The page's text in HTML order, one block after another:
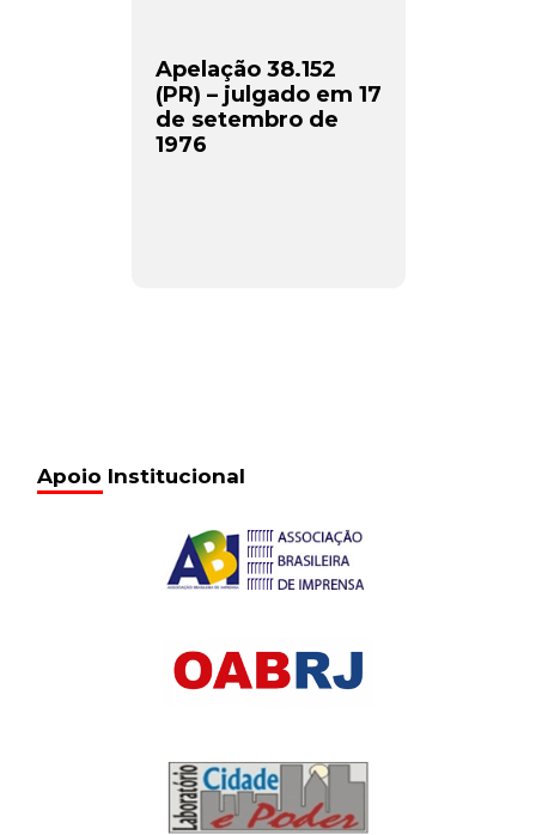
Apelação 38.152
(PR) – julgado em 17
de setembro de
1976
Apoio Institucional